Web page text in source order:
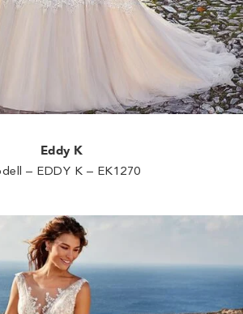
Eddy K
– EDDY K – EK1270